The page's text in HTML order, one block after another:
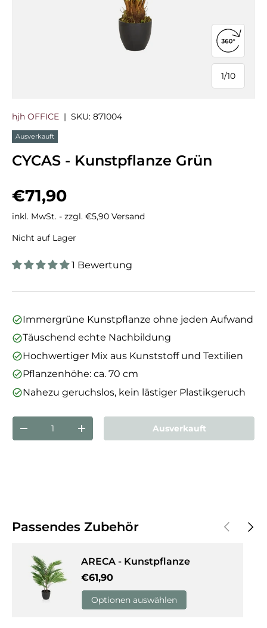
1/
von
10
360°-
hjh OFFICE | SKU: 871004
Ausverkauft
CYCAS - Kunstpflanze Grün
Normaler Preis
€71,90
inkl. MwSt. - zzgl. €5,90 Versand
Nicht auf Lager
1 Bewertung
Immergrüne Kunstpflanze ohne jeden Aufwand
Täuschend echte Nachbildung
Hochwertiger Mix aus Kunststoff und Textilien
Pflanzenhöhe: ca. 70 cm
Nahezu geruchslos, kein lästiger Plastikgeruch
Anzahl
Menge verringernMenge erhöhen Ausverkauft
Passendes Zubehör Vorherige
ARECA - Kunstpflanze
Normaler Preis
€61,90
Optionen auswählen